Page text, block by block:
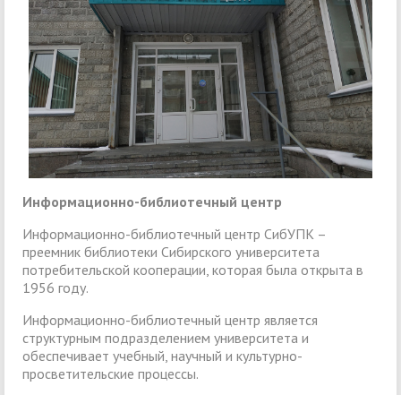
Информационно-библиотечный центр
Информационно-библиотечный центр СибУПК –
преемник библиотеки Сибирского университета
потребительской кооперации, которая была открыта в
1956 году.
Информационно-библиотечный центр является
структурным подразделением университета и
обеспечивает учебный, научный и культурно-
просветительские процессы.